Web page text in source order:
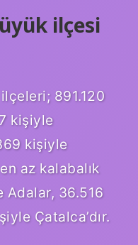
ilçesi
891.120
kişiyle
kişiyle
az kalabalık
Adalar, 36.516
Çatalca’dır.